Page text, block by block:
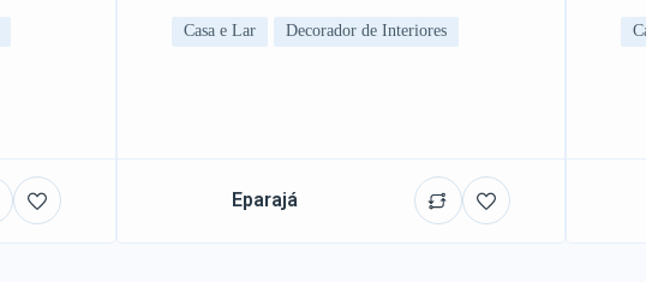
Casa e Lar Decorador de Interiores
Eparajá